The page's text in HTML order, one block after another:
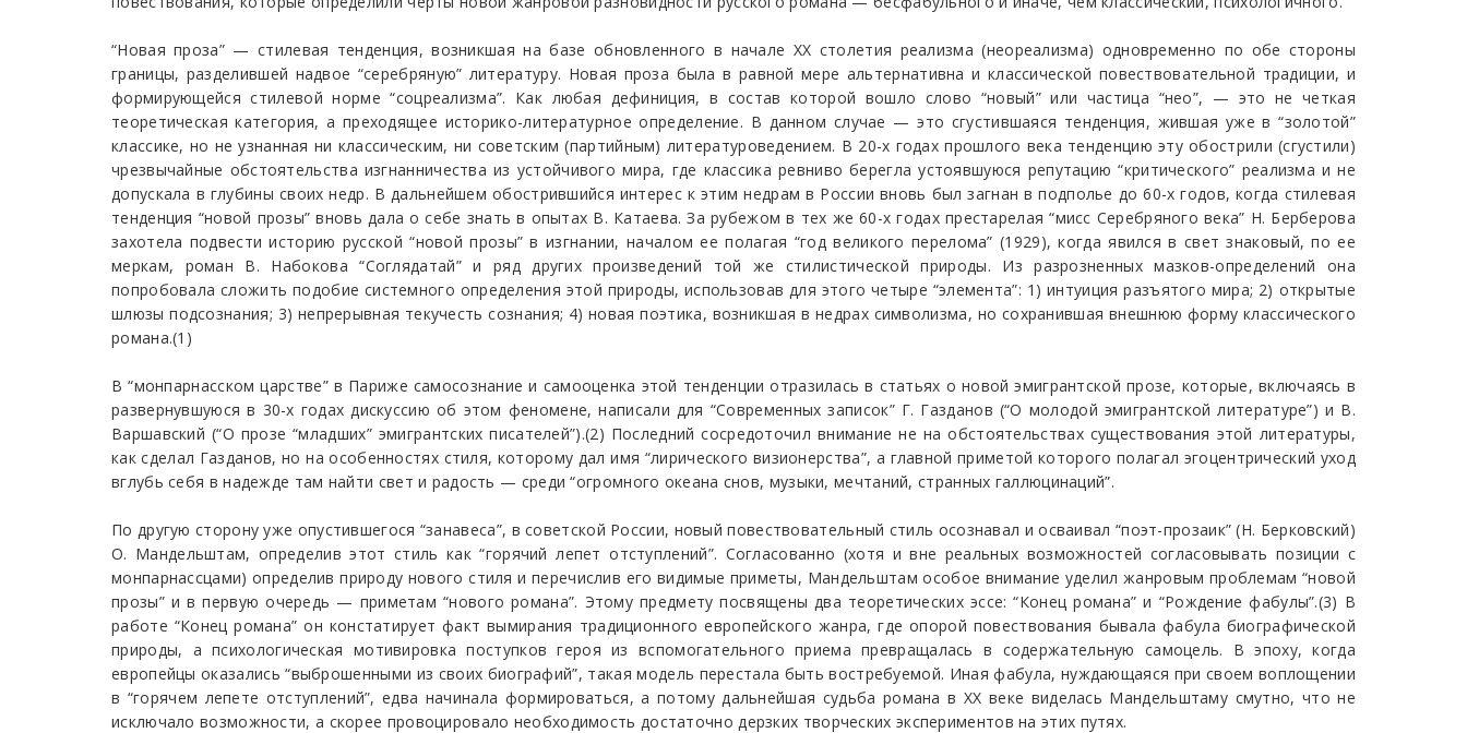
“Новая проза” — стилевая тенденция, возникшая на базе обновленного в начале ХХ столетия реализма (неореализма) одновременно по обе стороны
границы, разделившей надвое “серебряную” литературу. Новая проза была в равной мере альтернативна и классической повествовательной традиции, и
формирующейся стилевой норме “соцреализма”. Как любая дефиниция, в состав которой вошло слово “новый” или частица “нео”, — это не четкая
теоретическая категория, а преходящее историко-литературное определение. В данном случае — это сгустившаяся тенденция, жившая уже в “золотой”
классике, но не узнанная ни классическим, ни советским (партийным) литературоведением. В 20-х годах прошлого века тенденцию эту обострили (сгустили)
чрезвычайные обстоятельства изгнанничества из устойчивого мира, где классика ревниво берегла устоявшуюся репутацию “критического” реализма и не
допускала в глубины своих недр. В дальнейшем обострившийся интерес к этим недрам в России вновь был загнан в подполье до 60-х годов, когда стилевая
тенденция “новой прозы” вновь дала о себе знать в опытах В. Катаева. За рубежом в тех же 60-х годах престарелая “мисс Серебряного века” Н. Берберова
захотела подвести историю русской “новой прозы” в изгнании, началом ее полагая “год великого перелома” (1929), когда явился в свет знаковый, по ее
меркам, роман В. Набокова “Соглядатай” и ряд других произведений той же стилистической природы. Из разрозненных мазков-определений она
попробовала сложить подобие системного определения этой природы, использовав для этого четыре “элемента”: 1) интуиция разъятого мира; 2) открытые
шлюзы подсознания; 3) непрерывная текучесть сознания; 4) новая поэтика, возникшая в недрах символизма, но сохранившая внешнюю форму классического
романа.(1)
В “монпарнасском царстве” в Париже самосознание и самооценка этой тенденции отразилась в статьях о новой эмигрантской прозе, которые, включаясь в
развернувшуюся в 30-х годах дискуссию об этом феномене, написали для “Современных записок” Г. Газданов (“О молодой эмигрантской литературе”) и В.
Варшавский (“О прозе “младших” эмигрантских писателей”).(2) Последний сосредоточил внимание не на обстоятельствах существования этой литературы,
как сделал Газданов, но на особенностях стиля, которому дал имя “лирического визионерства”, а главной приметой которого полагал эгоцентрический уход
вглубь себя в надежде там найти свет и радость — среди “огромного океана снов, музыки, мечтаний, странных галлюцинаций”.
По другую сторону уже опустившегося “занавеса”, в советской России, новый повествовательный стиль осознавал и осваивал “поэт-прозаик” (Н. Берковский)
О. Мандельштам, определив этот стиль как “горячий лепет отступлений”. Согласованно (хотя и вне реальных возможностей согласовывать позиции с
монпарнассцами) определив природу нового стиля и перечислив его видимые приметы, Мандельштам особое внимание уделил жанровым проблемам “новой
прозы” и в первую очередь — приметам “нового романа”. Этому предмету посвящены два теоретических эссе: “Конец романа” и “Рождение фабулы”.(3) В
работе “Конец романа” он констатирует факт вымирания традиционного европейского жанра, где опорой повествования бывала фабула биографической
природы, а психологическая мотивировка поступков героя из вспомогательного приема превращалась в содержательную самоцель. В эпоху, когда
европейцы оказались “выброшенными из своих биографий”, такая модель перестала быть востребуемой. Иная фабула, нуждающаяся при своем воплощении
в “горячем лепете отступлений”, едва начинала формироваться, а потому дальнейшая судьба романа в ХХ веке виделась Мандельштаму смутно, что не
исключало возможности, а скорее провоцировало необходимость достаточно дерзких творческих экспериментов на этих путях.